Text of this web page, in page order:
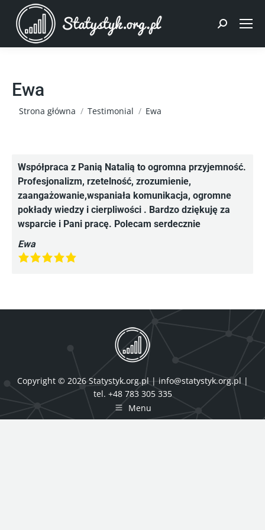
Szukaj:
Ewa
Jesteś tutaj:
Strona główna Testimonial Ewa
Współpraca z Panią Natalią to ogromna przyjemność.
Profesjonalizm, rzetelność, zrozumienie,
zaangażowanie,wspaniała komunikacja, ogromne
pokłady wiedzy i cierpliwości . Bardzo dziękuję za
wsparcie i Pani pracę. Polecam serdecznie
Ewa
Copyright © 2026 Statystyk.org.pl | info@statystyk.org.pl |
tel. +48 783 305 335
Menu